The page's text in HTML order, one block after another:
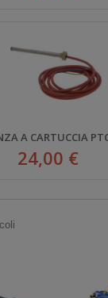
A CARTUCCIA
24,00 €